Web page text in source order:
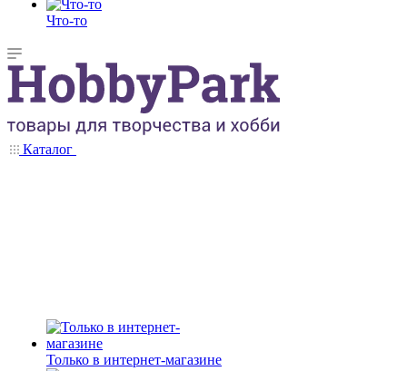
Что-то
Каталог
Только в интернет-магазине